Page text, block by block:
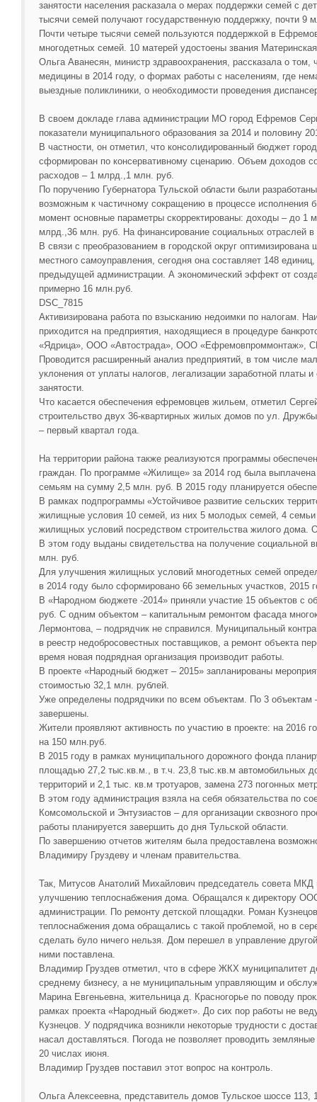
занятости населения расказала о мерах поддержки семей с
тысячи семей получают государственную поддержку, почти 9
Почти четыре тысячи семей пользуются поддержкой в
многодетных семей. 10 матерей удостоены звания
Ольга Аванесян, министр здравоохранения, рассказала о
медицины в 2014 году, о формах работы с населениям, где
выездные поликлиники, о необходимости проведения
В своем докладе глава администрации МО город Ефремов
показатели муниципального образования за 2014 и половину
В частности, он отметил, что консолидированный бюджет
сформирован по консервативному сценарию. Объем доходов
расходов – 1 млрд.,1 млн. руб.
По поручению Губернатора Тульской области были
возможным к частичному сокращению в процессе исполнения
момент основные параметры скорректированы: доходы – до 1
млрд.,36 млн. руб. На финансирование социальных отраслей в
В связи с преобразованием в городской округ оптимизирована
местного самоуправления, сегодня она составляет 148
предыдущей администрации. А экономический эффект от
примерно 16 млн.руб.
DSC_7815
Активизирована работа по взысканию недоимки по налогам.
приходится на предприятия, находящиеся в процедуре
«Ядрица», ООО «Автострада», ООО «Ефремовпроммонтаж»,
Проводится расширенный анализ предприятий, в том числе
уклонения от уплаты налогов, легализации заработной платы
занятости.
Что касается обеспечения ефремовцев жильем, отметил
строительство двух 36-квартирных жилых домов по ул.
– первый квартал года.
На территории района также реализуются программы
граждан. По программе «Жилище» за 2014 год была
семьям на сумму 2,5 млн. руб. В 2015 году планируется
В рамках подпрограммы «Устойчивое развитие сельских
жилищные условия 10 семей, из них 5 молодых семей, 4
жилищных условий посредством строительства жилого дома.
В этом году выданы свидетельства на получение социальной
млн. руб.
Для улучшения жилищных условий многодетных семей
в 2014 году было сформировано 66 земельных участков, 2015
В «Народном бюджете -2014» приняли участие 15 объектов с
руб. С одним объектом – капитальным ремонтом фасада
Лермонтова, – подрядчик не справился. Муниципальный
в реестр недобросовестных поставщиков, а ремонт объекта
время новая подрядная организация производит работы.
В проекте «Народный бюджет – 2015» запланированы
стоимостью 32,1 млн. рублей.
Уже определены подрядчики по всем объектам. По 3 объектам
завершены.
Жители проявляют активность по участию в проекте: на 2016
на 150 млн.руб.
В 2015 году в рамках муниципального дорожного фонда
площадью 27,2 тыс.кв.м., в т.ч. 23,8 тыс.кв.м автомобильных
территорий и 2,1 тыс. кв.м тротуаров, замена 273 погонных
В этом году администрация взяла на себя обязательства по
Комсомольской и Энтузиастов – для организации сквозного
работы планируется завершить до дня Тульской области.
По завершению отчетов жителям была предоставлена
Владимиру Груздеву и членам правительства.
Так, Митусов Анатолий Михайлович председатель совета
улучшению теплоснабжения дома. Обращался к директору
администрации. По ремонту детской площадки. Роман
теплоснабжения дома обращались с такой проблемой, но в
сделать було ничего нельзя. Дом перешел в управление
ними поставлена.
Владимир Груздев отметил, что в сфере ЖКХ муниципалитет
среднему бизнесу, а не муниципальным управляющим и
Марина Евгеньевна, жительница д. Красногорье по поводу
рамках проекта «Народный бюджет». До сих пор работы не
Кузнецов. У подрядчика возникли некоторые трудности с
насал доставляться. Погода не позволяет проводить
20 числах июня.
Владимир Груздев поставил этот вопрос на контроль.
Ольга Алексеевна, представитель домов Тульское шоссе 113,